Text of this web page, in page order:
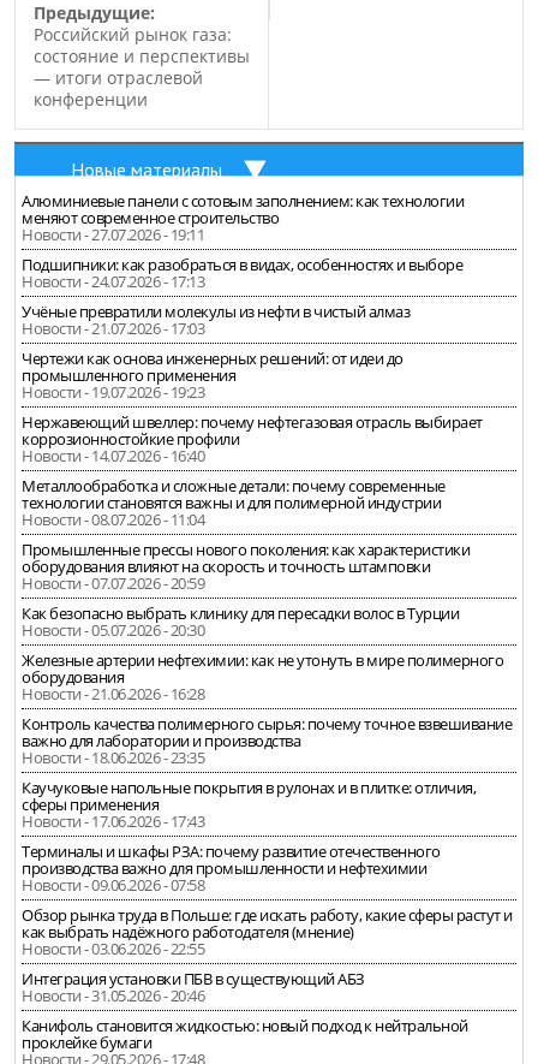
Предыдущие:
Российский рынок газа:
состояние и перспективы
— итоги отраслевой
конференции
Новые материалы
Алюминиевые панели с сотовым заполнением: как технологии
меняют современное строительство
Новости - 27.07.2026 - 19:11
Подшипники: как разобраться в видах, особенностях и выборе
Новости - 24.07.2026 - 17:13
Учёные превратили молекулы из нефти в чистый алмаз
Новости - 21.07.2026 - 17:03
Чертежи как основа инженерных решений: от идеи до
промышленного применения
Новости - 19.07.2026 - 19:23
Нержавеющий швеллер: почему нефтегазовая отрасль выбирает
коррозионностойкие профили
Новости - 14.07.2026 - 16:40
Металлообработка и сложные детали: почему современные
технологии становятся важны и для полимерной индустрии
Новости - 08.07.2026 - 11:04
Промышленные прессы нового поколения: как характеристики
оборудования влияют на скорость и точность штамповки
Новости - 07.07.2026 - 20:59
Как безопасно выбрать клинику для пересадки волос в Турции
Новости - 05.07.2026 - 20:30
Железные артерии нефтехимии: как не утонуть в мире полимерного
оборудования
Новости - 21.06.2026 - 16:28
Контроль качества полимерного сырья: почему точное взвешивание
важно для лаборатории и производства
Новости - 18.06.2026 - 23:35
Каучуковые напольные покрытия в рулонах и в плитке: отличия,
сферы применения
Новости - 17.06.2026 - 17:43
Терминалы и шкафы РЗА: почему развитие отечественного
производства важно для промышленности и нефтехимии
Новости - 09.06.2026 - 07:58
Обзор рынка труда в Польше: где искать работу, какие сферы растут и
как выбрать надёжного работодателя (мнение)
Новости - 03.06.2026 - 22:55
Интеграция установки ПБВ в существующий АБЗ
Новости - 31.05.2026 - 20:46
Канифоль становится жидкостью: новый подход к нейтральной
проклейке бумаги
Новости - 29.05.2026 - 17:48